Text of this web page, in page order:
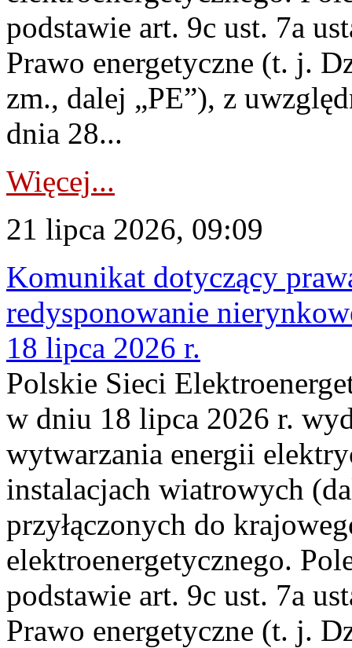
podstawie art. 9c ust. 7a
Prawo energetyczne (t. j.
zm., dalej „PE”), z
dnia 28...
Więcej...
21 lipca 2026, 09:09
Komunikat dotyczący
redysponowanie
18 lipca 2026 r.
Polskie Sieci
w dniu 18 lipca 2026 r.
wytwarzania energii
instalacjach wiatrowych
przyłączonych do
elektroenergetycznego.
podstawie art. 9c ust. 7a
Prawo energetyczne (t. j.